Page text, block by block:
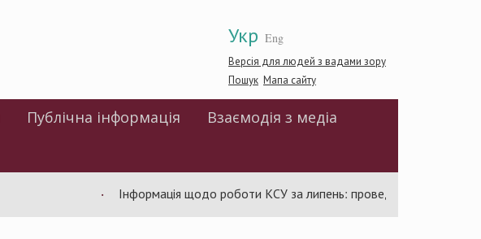
Укр Eng
Версія для людей з вадами зору
Пошук Мапа сайту
Публічна інформація
Взаємодія з медіа
Інформація щодо роботи КСУ за липень: проведено 94 засідання